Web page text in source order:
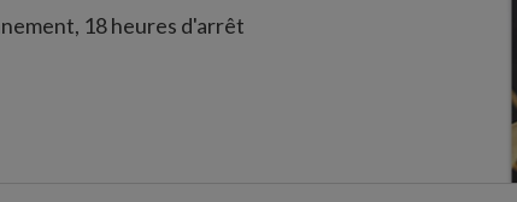
18 heures d'arrêt
de 5 m de long